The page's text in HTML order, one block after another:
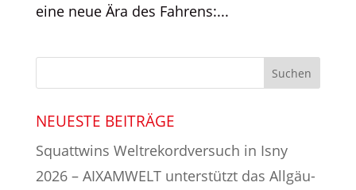
eine neue Ära des Fahrens:...
NEUESTE BEITRÄGE
Squattwins Weltrekordversuch in Isny
2026 – AIXAMWELT unterstützt das Allgäu-